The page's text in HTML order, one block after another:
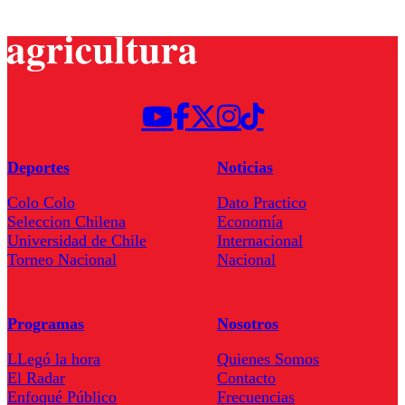
Deportes
Colo Colo
Seleccion Chilena
Universidad de Chile
Torneo Nacional
Noticias
Dato Practico
Economía
Internacional
Nacional
Programas
LLegó la hora
El Radar
Enfoqué Público
Nosotros
Quienes Somos
Contacto
Frecuencias